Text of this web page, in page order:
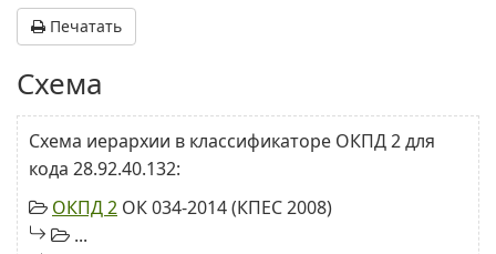
Печатать
Схема
Схема иерархии в классификаторе ОКПД 2 для
кода 28.92.40.132:
ОКПД 2 ОК 034-2014 (КПЕС 2008)
...